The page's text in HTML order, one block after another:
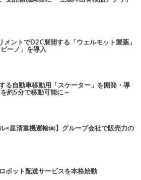
メントでD2C展開する「ウェルモット製薬」
ーノ」を導入
る自動車移動用「スケーター」を開発・導
約5分で移動可能に～
×星清重機運輸㈱】グループ会社で販売力の
ボット配送サービスを本格始動